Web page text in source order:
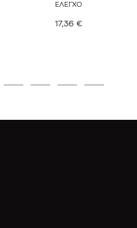
ΈΛΕΓΧΟ
17,36 €